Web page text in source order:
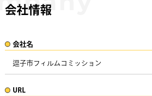
会社情報
会社名​
逗子市フィルムコミッション
URL